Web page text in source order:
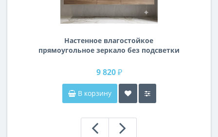
Настенное влагостойкое
прямоугольное зеркало без подсветки
9 820 ₽
В корзину